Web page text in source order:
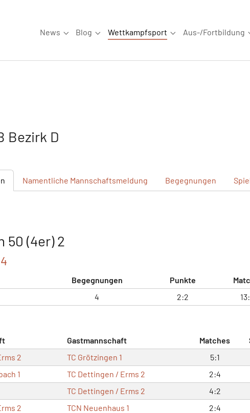
News
Submenu for "News"
Blog
Submenu for "Blog"
Wettkampfsport
Submenu for
Aus-/Fortbildung
Bezirk D
Namentliche Mannschaftsmeldung Begegnungen
50 (4er) 2
Begegnungen Punkte
4 2:2
Gastmannschaft Matches
2 TC Grötzingen 1 5:1
1 TC Dettingen / Erms 2 2:4
TC Dettingen / Erms 2 4:2
2 TCN Neuenhaus 1 2:4